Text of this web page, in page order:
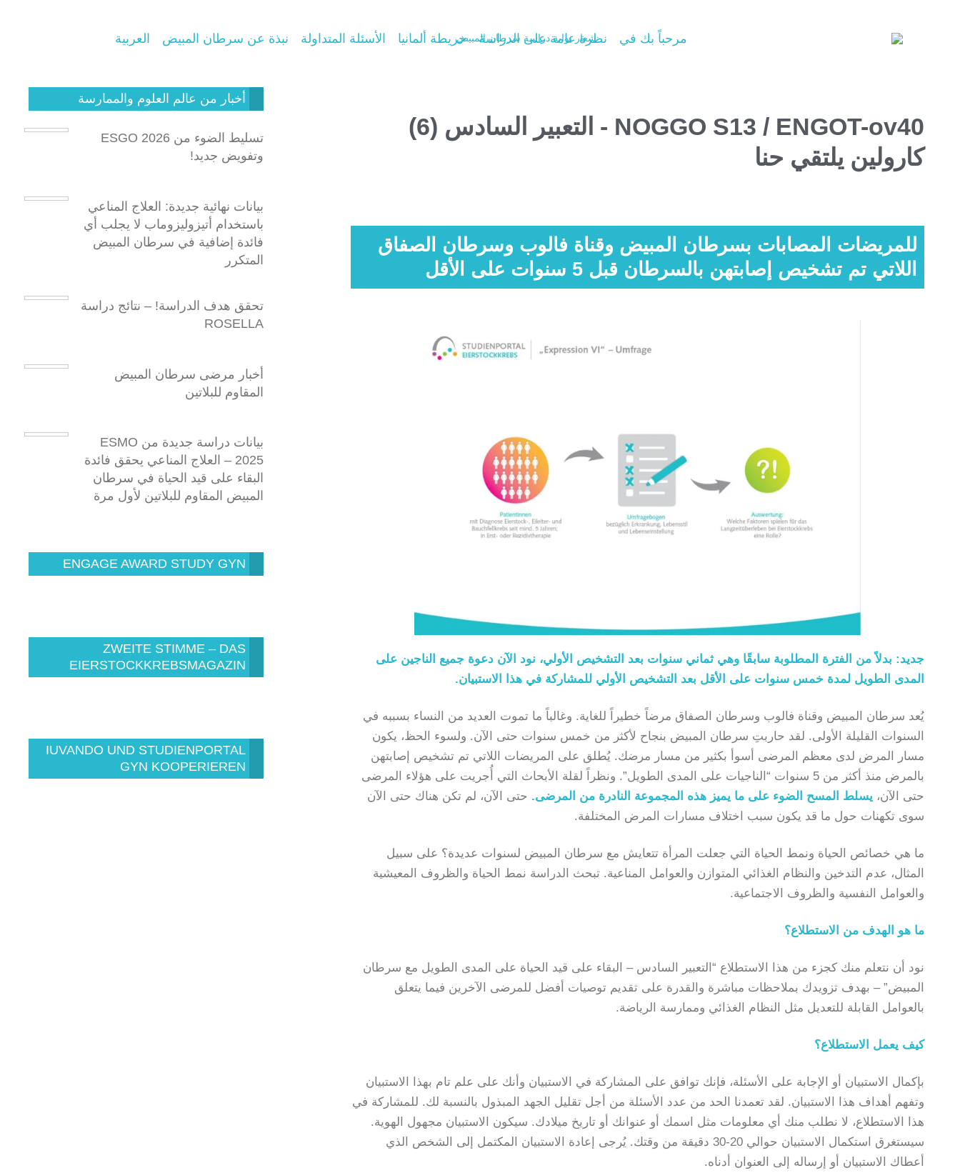
مرحباً بك في نظرة عامة على الدراسة خريطة ألمانيا الأسئلة المتداولة نبذة عن سرطان المبيض العربية
NOGGO S13 / ENGOT-ov40 - التعبير السادس (6)
كارولين يلتقي حنا
للمريضات المصابات بسرطان المبيض وقناة فالوب وسرطان الصفاق
اللاتي تم تشخيص إصابتهن بالسرطان قبل 5 سنوات على الأقل
جديد: بدلاً من الفترة المطلوبة سابقًا وهي ثماني سنوات بعد التشخيص الأولي، نود الآن دعوة جميع الناجين على
المدى الطويل لمدة خمس سنوات على الأقل بعد التشخيص الأولي للمشاركة في هذا الاستبيان.
يُعد سرطان المبيض وقناة فالوب وسرطان الصفاق مرضاً خطيراً للغاية. وغالباً ما تموت العديد من النساء بسببه في
السنوات القليلة الأولى. لقد حاربتِ سرطان المبيض بنجاح لأكثر من خمس سنوات حتى الآن. ولسوء الحظ، يكون
مسار المرض لدى معظم المرضى أسوأ بكثير من مسار مرضك. يُطلق على المريضات اللاتي تم تشخيص إصابتهن
بالمرض منذ أكثر من 5 سنوات “الناجيات على المدى الطويل”. ونظراً لقلة الأبحاث التي أُجريت على هؤلاء المرضى
حتى الآن، يسلط المسح الضوء على ما يميز هذه المجموعة النادرة من المرضى. حتى الآن، لم تكن هناك حتى الآن
سوى تكهنات حول ما قد يكون سبب اختلاف مسارات المرض المختلفة.
ما هي خصائص الحياة ونمط الحياة التي جعلت المرأة تتعايش مع سرطان المبيض لسنوات عديدة؟ على سبيل
المثال، عدم التدخين والنظام الغذائي المتوازن والعوامل المناعية. تبحث الدراسة نمط الحياة والظروف المعيشية
والعوامل النفسية والظروف الاجتماعية.
ما هو الهدف من الاستطلاع؟
نود أن نتعلم منك كجزء من هذا الاستطلاع “التعبير السادس – البقاء على قيد الحياة على المدى الطويل مع سرطان
المبيض” – بهدف تزويدك بملاحظات مباشرة والقدرة على تقديم توصيات أفضل للمرضى الآخرين فيما يتعلق
بالعوامل القابلة للتعديل مثل النظام الغذائي وممارسة الرياضة.
كيف يعمل الاستطلاع؟
بإكمال الاستبيان أو الإجابة على الأسئلة، فإنك توافق على المشاركة في الاستبيان وأنك على علم تام بهذا الاستبيان
وتفهم أهداف هذا الاستبيان. لقد تعمدنا الحد من عدد الأسئلة من أجل تقليل الجهد المبذول بالنسبة لك. للمشاركة في
هذا الاستطلاع، لا نطلب منك أي معلومات مثل اسمك أو عنوانك أو تاريخ ميلادك. سيكون الاستبيان مجهول الهوية.
سيستغرق استكمال الاستبيان حوالي 20-30 دقيقة من وقتك. يُرجى إعادة الاستبيان المكتمل إلى الشخص الذي
أعطاك الاستبيان أو إرساله إلى العنوان أدناه.
أخبار من عالم العلوم والممارسة
تسليط الضوء من ESGO 2026
وتفويض جديد!
بيانات نهائية جديدة: العلاج المناعي
باستخدام أتيزوليزوماب لا يجلب أي
فائدة إضافية في سرطان المبيض
المتكرر
تحقق هدف الدراسة! – نتائج دراسة
ROSELLA
أخبار مرضى سرطان المبيض
المقاوم للبلاتين
بيانات دراسة جديدة من ESMO
2025 – العلاج المناعي يحقق فائدة
البقاء على قيد الحياة في سرطان
المبيض المقاوم للبلاتين لأول مرة
ENGAGE AWARD STUDY GYN
ZWEITE STIMME – DAS
EIERSTOCKKREBSMAGAZIN
IUVANDO UND STUDIENPORTAL
GYN KOOPERIEREN